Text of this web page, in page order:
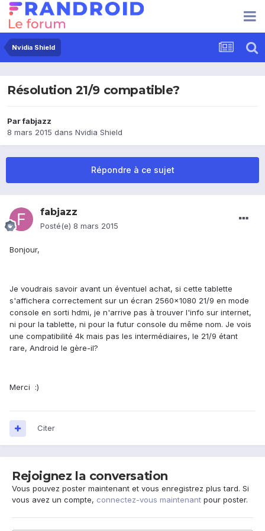
Nvidia Shield
Résolution 21/9 compatible?
Parfabjazz
8 mars 2015 dans Nvidia Shield
Répondre à ce sujet
fabjazz
Posté(e) 8 mars 2015
Bonjour,
Je voudrais savoir avant un éventuel achat, si cette tablette
s'affichera correctement sur un écran 2560x1080 21/9 en mode
console en sorti hdmi, je n'arrive pas à trouver l'info sur internet,
ni pour la tablette, ni pour la futur console du même nom. Je vois
une compatibilité 4k mais pas les intermédiaires, le 21/9 étant
rare, Android le gère-il?
Merci :)
Citer
Rejoignez la conversation
Vous pouvez poster maintenant et vous enregistrez plus tard. Si
vous avez un compte, connectez-vous maintenant pour poster.